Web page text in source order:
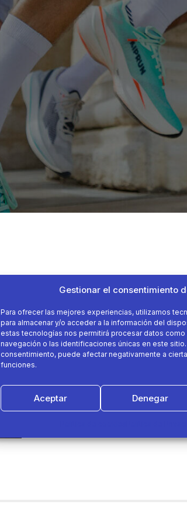
Gestionar el consentimiento
Para ofrecer las mejores experiencias, utilizamos
para almacenar y/o acceder a la información del
estas tecnologías nos permitirá procesar datos
navegación o las identificaciones únicas en este
consentimiento, puede afectar negativamente a
funciones.
Aceptar Denegar